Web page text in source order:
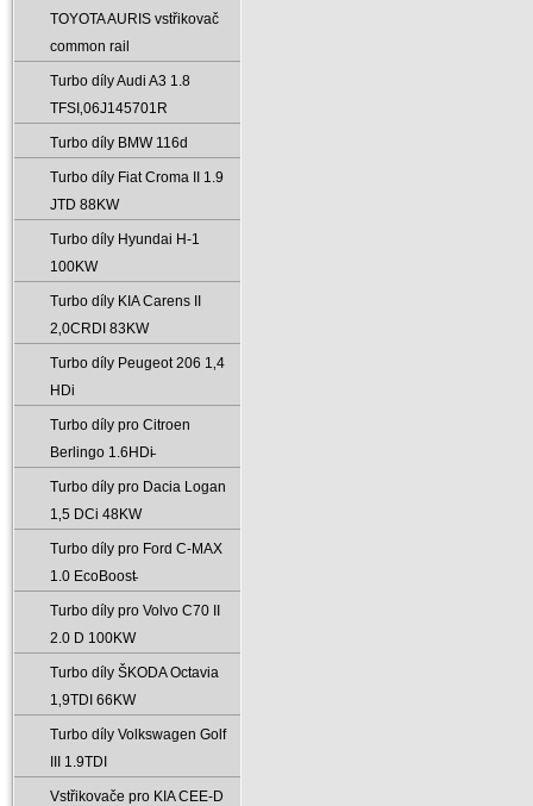
TOYOTA AURIS vstřikovač
common rail
Turbo díly Audi A3 1.8
TFSI‚06J145701R
Turbo díly BMW 116d
Turbo díly Fiat Croma II 1.9
JTD 88KW
Turbo díly Hyundai H-1
100KW
Turbo díly KIA Carens II
2‚0CRDI 83KW
Turbo díly Peugeot 206 1‚4
HDi
Turbo díly pro Citroen
Berlingo 1.6HDi̵
Turbo díly pro Dacia Logan
1‚5 DCi 48KW
Turbo díly pro Ford C-MAX
1.0 EcoBoost̵
Turbo díly pro Volvo C70 II
2.0 D 100KW
Turbo díly ŠKODA Octavia
1‚9TDI 66KW
Turbo díly Volkswagen Golf
III 1.9TDI
Vstřikovače pro KIA CEE-D